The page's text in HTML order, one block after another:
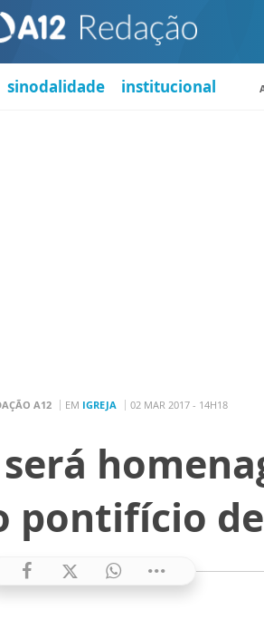
sinodalidade institucional
A12 EM IGREJA 02 MAR 2017 - 14H18
pontifício